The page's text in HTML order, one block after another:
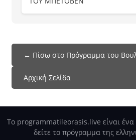
← Πίσω στο Πρόγραμμα του
Αρχική Σελίδα
Το programmatileorasis.live είναι
δείτε το πρόγραμμα της